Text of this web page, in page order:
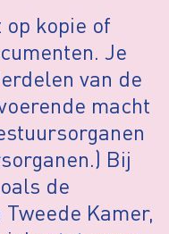
op kopie of
Je
van de
macht
Bij
de
Kamer,